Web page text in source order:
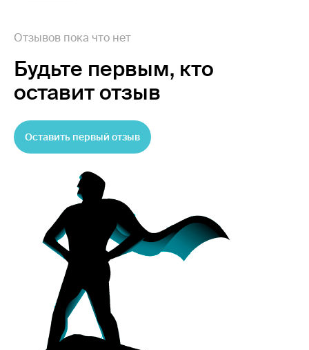
Отзывов пока что нет
Будьте первым, кто
оставит отзыв
Оставить первый отзыв